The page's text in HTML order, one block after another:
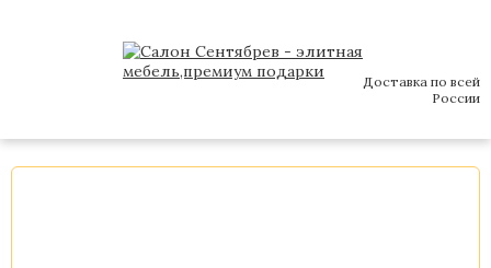
Доставка по всей
России